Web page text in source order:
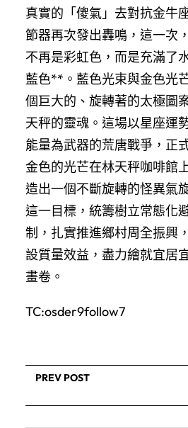
真實的「傻氣」去對抗金牛
節器再次發出轟鳴，這一次
不再是彩虹色，而是充滿了
藍色**。藍色光束與金色光
個巨大的、旋轉著的太極圖
天秤的靈魂。這場以星座運
能量為武器的荒唐戰爭，正
金色的光芒在林天秤咖啡館
造出一個不斷旋轉的怪異氣
這一目標，統籌樹立常態化
制，扎實推進鄉村周全振興
設質量效益，盡力繪就宜居
畫卷。
TC:osder9follow7
PREV POST